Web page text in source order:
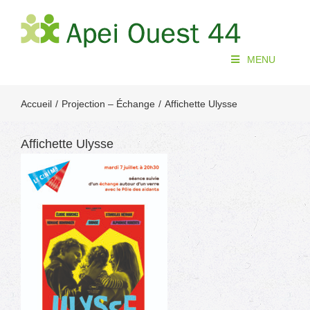
contenu
MENU
Accueil Projection – Échange Affichette Ulysse
Affichette Ulysse